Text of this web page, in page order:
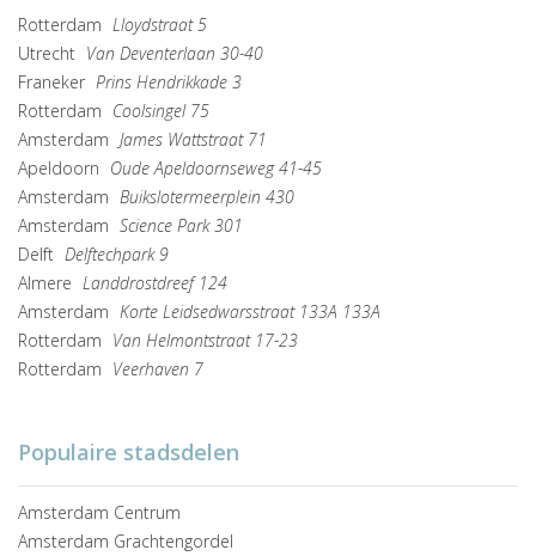
Rotterdam Lloydstraat 5
Utrecht Van Deventerlaan 30-40
Franeker Prins Hendrikkade 3
Rotterdam Coolsingel 75
Amsterdam James Wattstraat 71
Apeldoorn Oude Apeldoornseweg 41-45
Amsterdam Buikslotermeerplein 430
Amsterdam Science Park 301
Delft Delftechpark 9
Almere Landdrostdreef 124
Amsterdam Korte Leidsedwarsstraat 133A 133A
Rotterdam Van Helmontstraat 17-23
Rotterdam Veerhaven 7
Populaire stadsdelen
Amsterdam Centrum
Amsterdam Grachtengordel